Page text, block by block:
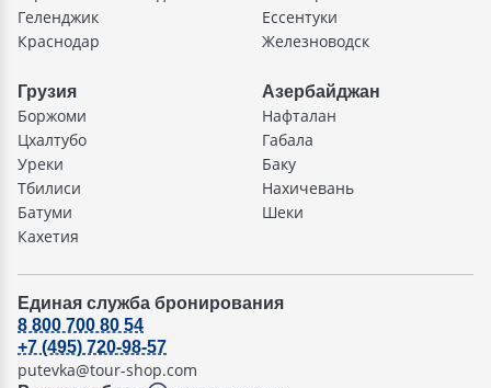
Геленджик
Краснодар
Ессентуки
Железноводск
Грузия
Боржоми
Цхалтубо
Уреки
Тбилиси
Батуми
Кахетия
Азербайджан
Нафталан
Габала
Баку
Нахичевань
Шеки
Единая служба бронирования
8 800 700 80 54
+7 (495) 720-98-57
putevka@tour-shop.com